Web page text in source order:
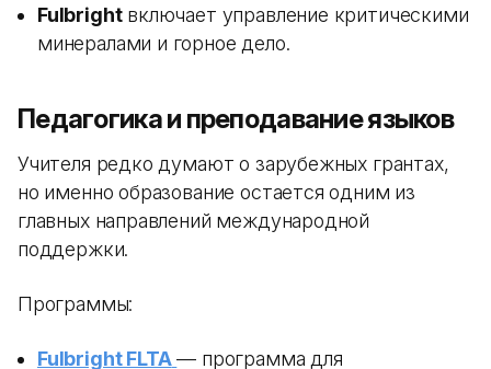
Fulbrightвключает управление критическими
минералами и горное дело.
Педагогика и преподавание языков
Учителя редко думают о зарубежных грантах,
но именно образование остается одним из
главных направлений международной
поддержки.
Программы:
Fulbright FLTA — программа для